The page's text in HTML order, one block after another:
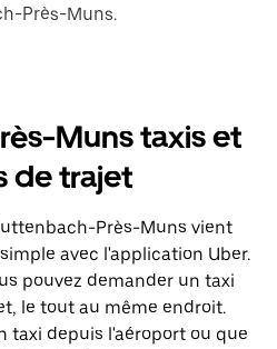
Près-Muns.
Muns taxis et
de trajet
Près-Muns vient
avec l'application Uber.
pouvez demander un taxi
le tout au même endroit.
taxi depuis l'aéroport ou que